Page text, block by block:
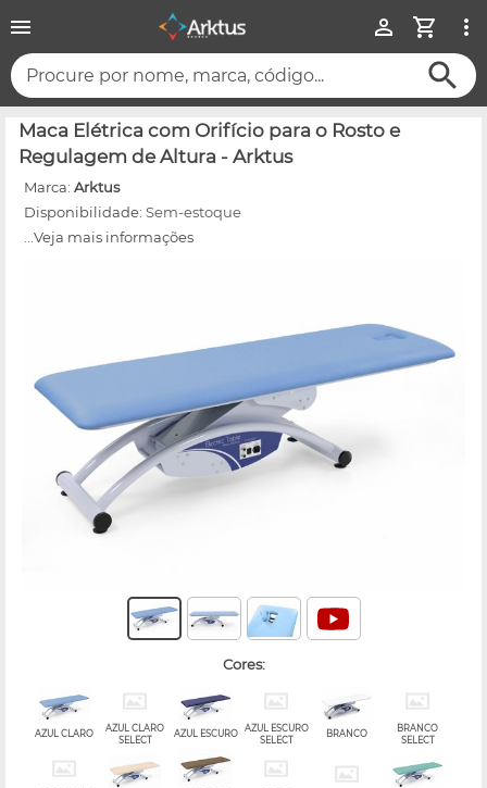
Procure por nome, marca, código...
Maca Elétrica com Orifício para o Rosto e
Regulagem de Altura - Arktus
Marca: Arktus
Disponibilidade: Sem-estoque
...Veja mais informações
cores:
AZUL CLARO
AZUL CLARO
SELECT
AZUL ESCURO
AZUL ESCURO
SELECT
BRANCO
BRANCO
SELECT